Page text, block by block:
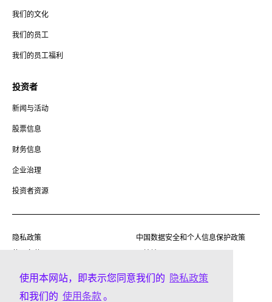
使用本网站，即表示您同意我们的
隐私政策
和我们的 使用条款 。
我们的文化
我们的员工
我们的员工福利
投资者
新闻与活动
股票信息
财务信息
企业治理
投资者资源
隐私政策
中国数据安全和个人信息保护政策
特灵冷王（上海）企业管理有限公